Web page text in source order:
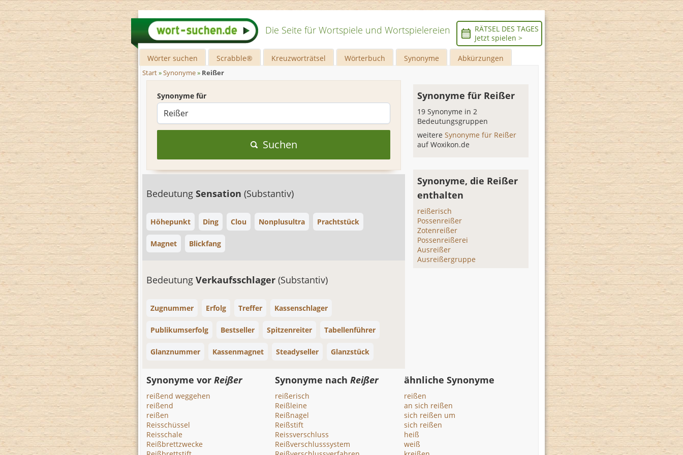
Die Seite für Wortspiele und Wortspielereien
RÄTSEL DES TAGES
Jetzt spielen >
Wörter suchen Scrabble® Kreuzworträtsel Wörterbuch Synonyme Abkürzungen
Start»Synonyme» Reißer
Synonyme für
Suchen
Bedeutung Sensation (Substantiv)
Höhepunkt Ding Clou Nonplusultra Prachtstück
Magnet Blickfang
Bedeutung Verkaufsschlager (Substantiv)
Zugnummer Erfolg Treffer Kassenschlager
Publikumserfolg Bestseller Spitzenreiter Tabellenführer
Glanznummer Kassenmagnet Steadyseller Glanzstück
Synonyme für Reißer
19 Synonyme in 2
Bedeutungsgruppen
weitereSynonyme für Reißer
auf Woxikon.de
Synonyme, die Reißer
enthalten
reißerisch
Possenreißer
Zotenreißer
Possenreißerei
Ausreißer
Ausreißergruppe
Synonyme vor Reißer
reißend weggehen
reißend
reißen
Reisschüssel
Reisschale
Reißbrettzwecke
Synonyme nachReißer
reißerisch
Reißleine
Reißnagel
Reißstift
Reissverschluss
Reißverschlusssystem
ähnliche Synonyme
reißen
an sich reißen
sich reißen um
sich reißen
heiß
weiß